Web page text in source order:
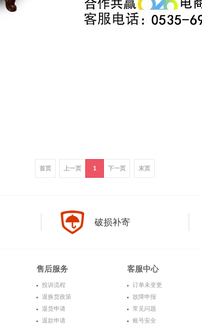
首页 上一页 1 下一页 末页
破损补寄
售后服务
投诉流程
退换货政策
退货申请
退款申请
客服中心
订单未变更
故障申报
常见问题
账号安全